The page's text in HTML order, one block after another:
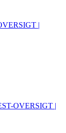
|
OVERSIGT |